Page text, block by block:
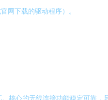
网下载的驱动程序）。
核心的无线连接功能稳定可靠，